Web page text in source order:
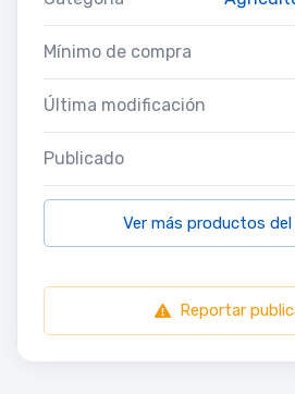
Mínimo de compra
Última modificación
Publicado
Ver más productos
Reportar